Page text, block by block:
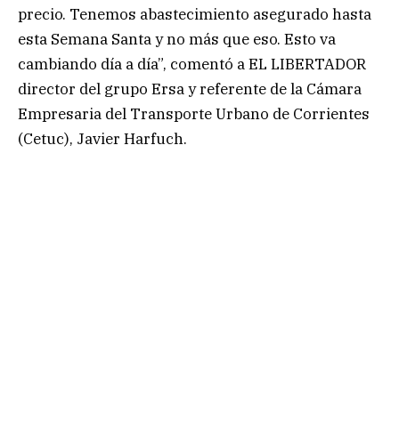
precio. Tenemos abastecimiento asegurado hasta
esta Semana Santa y no más que eso. Esto va
cambiando día a día”, comentó a EL LIBERTADOR
director del grupo Ersa y referente de la Cámara
Empresaria del Transporte Urbano de Corrientes
(Cetuc), Javier Harfuch.